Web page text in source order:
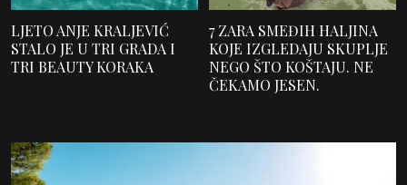
LJETO ANJE KRALJEVIĆ
STALO JE U TRI GRADA I
TRI BEAUTY KORAKA
7 ZARA SMEĐIH HALJINA
KOJE IZGLEDAJU SKUPLJE
NEGO ŠTO KOŠTAJU. NE
ČEKAMO JESEN.